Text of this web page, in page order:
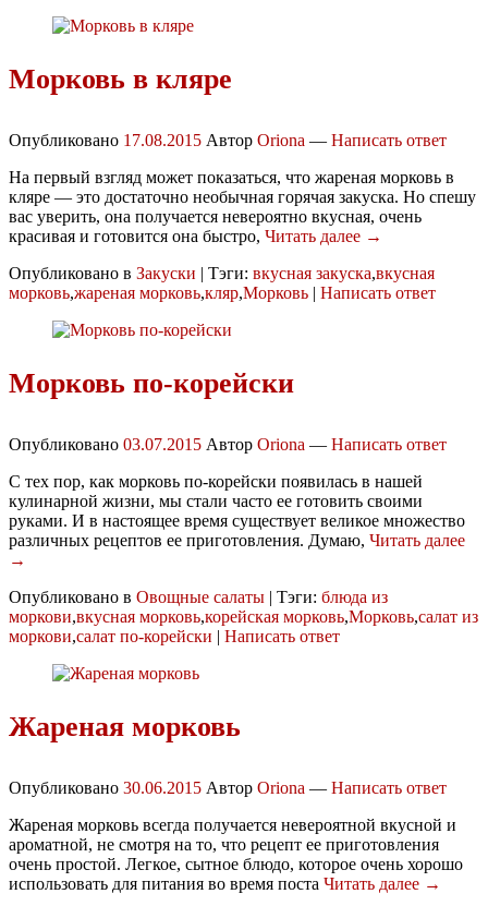
Морковь в кляре
Опубликовано 17.08.2015 Автор Oriona — Написать ответ
На первый взгляд может показаться, что жареная морковь в
кляре — это достаточно необычная горячая закуска. Но спешу
вас уверить, она получается невероятно вкусная, очень
красивая и готовится она быстро, Читать далее →
Опубликовано в Закуски | Тэги: вкусная закуска,вкусная
морковь,жареная морковь,кляр,Морковь | Написать ответ
Морковь по-корейски
Опубликовано 03.07.2015 Автор Oriona — Написать ответ
С тех пор, как морковь по-корейски появилась в нашей
кулинарной жизни, мы стали часто ее готовить своими
руками. И в настоящее время существует великое множество
различных рецептов ее приготовления. Думаю, Читать далее
→
Опубликовано в Овощные салаты | Тэги: блюда из
моркови,вкусная морковь,корейская морковь,Морковь,салат из
моркови,салат по-корейски | Написать ответ
Жареная морковь
Опубликовано 30.06.2015 Автор Oriona — Написать ответ
Жареная морковь всегда получается невероятной вкусной и
ароматной, не смотря на то, что рецепт ее приготовления
очень простой. Легкое, сытное блюдо, которое очень хорошо
использовать для питания во время поста Читать далее →